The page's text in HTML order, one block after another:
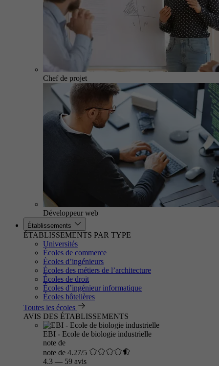
Chef de projet
Développeur web
Établissements
ÉTABLISSEMENTS PAR TYPE
Universités
Écoles de commerce
Écoles d’ingénieurs
Écoles des métiers de l’architecture
Écoles de droit
Écoles d’ingénieur informatique
Écoles hôtelières
Toutes les écoles
AVIS DES ÉTABLISSEMENTS
EBI - Ecole de biologie industrielle
note de
note de 4.27/5
4.3 — 59 avis